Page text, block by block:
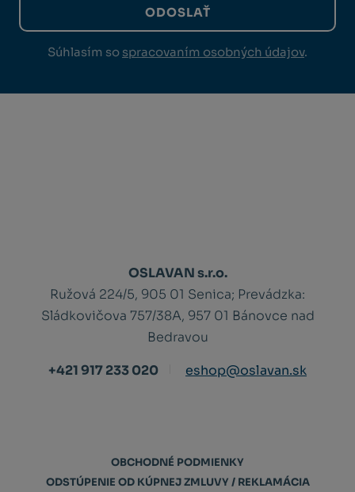
ODOSLAŤ
Súhlasím so spracovaním osobných údajov.
OSLAVAN s.r.o.
Ružová 224/5, 905 01 Senica; Prevádzka:
Sládkovičova 757/38A, 957 01 Bánovce nad
Bedravou
+421 917 233 020
eshop@oslavan.sk
OBCHODNÉ PODMIENKY
ODSTÚPENIE OD KÚPNEJ ZMLUVY / REKLAMÁCIA